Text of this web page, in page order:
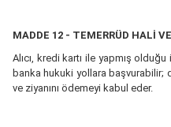
MADDE 12 - TEMERRÜD HALİ
Alıcı, kredi kartı ile yapmış
banka hukuki yollara başvurabilir;
ve ziyanını ödemeyi kabul eder.